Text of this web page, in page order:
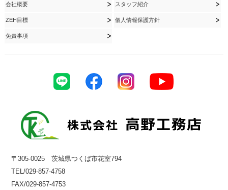
会社概要 スタッフ紹介
ZEH目標 個人情報保護方針
免責事項
〒305-0025 茨城県つくば市花室794
TEL/029-857-4758
FAX/029-857-4753